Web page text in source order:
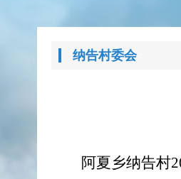
纳告村委会
阿夏乡纳告村